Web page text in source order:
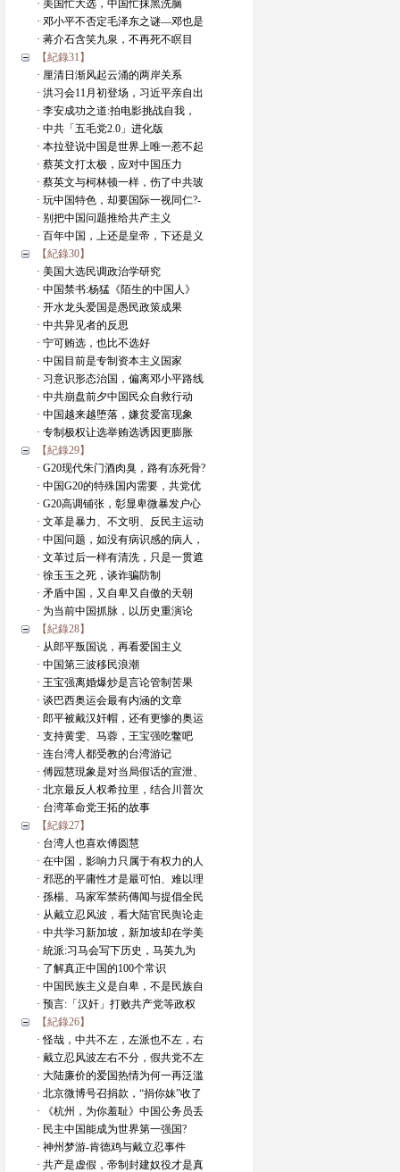
· 美国忙大选，中国忙抹黑洗脑
· 邓小平不否定毛泽东之谜—邓也是
· 蒋介石含笑九泉，不再死不瞑目
【紀錄31】
· 厘清日渐风起云涌的两岸关系
· 洪习会11月初登场，习近平亲自出
· 李安成功之道:拍电影挑战自我，
· 中共「五毛党2.0」进化版
· 本拉登说中国是世界上唯一惹不起
· 蔡英文打太极，应对中国压力
· 蔡英文与柯林顿一样，伤了中共玻
· 玩中国特色，却要国际一视同仁?-
· 别把中国问题推给共产主义
· 百年中国，上还是皇帝，下还是义
【紀錄30】
· 美国大选民调政治学研究
· 中国禁书:杨猛《陌生的中国人》
· 开水龙头爱国是愚民政策成果
· 中共异见者的反思
· 宁可贿选，也比不选好
· 中国目前是专制资本主义国家
· 习意识形态治国，偏离邓小平路线
· 中共崩盘前夕中国民众自救行动
· 中国越来越堕落，嫌贫爱富现象
· 专制极权让选举贿选诱因更膨胀
【紀錄29】
· G20现代朱门酒肉臭，路有冻死骨?
· 中国G20的特殊国内需要，共党优
· G20高调铺张，彰显卑微暴发户心
· 文革是暴力、不文明、反民主运动
· 中国问题，如没有病识感的病人，
· 文革过后一样有清洗，只是一贯遮
· 徐玉玉之死，谈诈骗防制
· 矛盾中国，又自卑又自傲的天朝
· 为当前中国抓脉，以历史重演论
【紀錄28】
· 从郎平叛国说，再看爱国主义
· 中国第三波移民浪潮
· 王宝强离婚爆炒是言论管制苦果
· 谈巴西奥运会最有内涵的文章
· 郎平被戴汉奸帽，还有更惨的奥运
· 支持黄雯、马蓉，王宝强吃鳖吧
· 连台湾人都受教的台湾游记
· 傅园慧現象是对当局假话的宣泄、
· 北京最反人权希拉里，结合川普次
· 台湾革命党王拓的故事
【紀錄27】
· 台湾人也喜欢傅圆慧
· 在中国，影响力只属于有权力的人
· 邪恶的平庸性才是最可怕、难以理
· 孫楊、马家军禁药傳闻与提倡全民
· 从戴立忍风波，看大陆官民舆论走
· 中共学习新加坡，新加坡却在学美
· 統派:习马会写下历史，马英九为
· 了解真正中国的100个常识
· 中国民族主义是自卑，不是民族自
· 预言:「汉奸」打败共产党等政权
【紀錄26】
· 怪哉，中共不左，左派也不左，右
· 戴立忍风波左右不分，假共党不左
· 大陆廉价的爱国热情为何一再泛滥
· 北京微博号召捐款，“捐你妹”收了
· 《杭州，为你羞耻》中国公务员丢
· 民主中国能成为世界第一强国?
· 神州梦游-肯德鸡与戴立忍事件
· 共产是虚假，帝制封建奴役才是真